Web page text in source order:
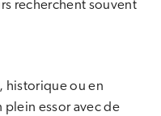
recherchent souvent
historique ou en
essor avec de